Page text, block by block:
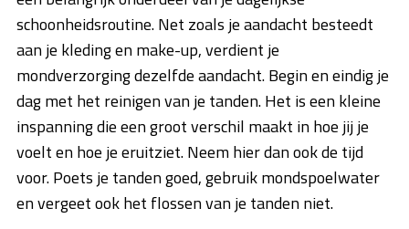
schoonheidsroutine. Net zoals je aandacht besteedt
aan je kleding en make-up, verdient je
mondverzorging dezelfde aandacht. Begin en eindig je
dag met het reinigen van je tanden. Het is een kleine
inspanning die een groot verschil maakt in hoe jij je
voelt en hoe je eruitziet. Neem hier dan ook de tijd
voor. Poets je tanden goed, gebruik mondspoelwater
en vergeet ook het flossen van je tanden niet.